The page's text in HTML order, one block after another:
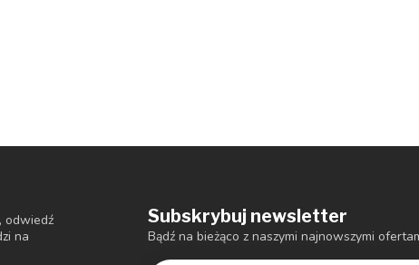
odwiedź
na
Subskrybuj newsletter
Bądź na bieżąco z naszymi najnowszymi